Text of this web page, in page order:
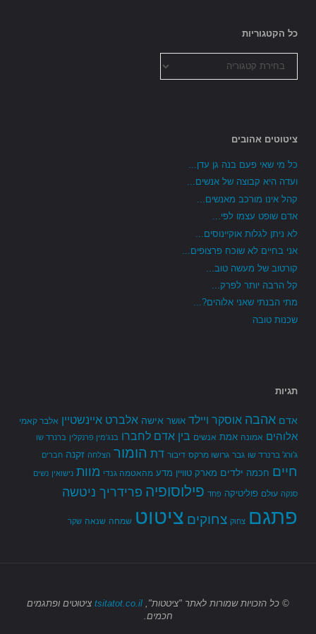
כל הקטגוריות
הקטגוריות
ציטוטים אהובים
כל מי שאי פעם בנה גן עדן...
ועדה היא קבוצה של אנשים...
קהל אינו מורכב מאנשים...
אדם שופט עצמו לפי...
לא ניתן לגלות אוקיינוסים...
אני בחיים לא שוכח פרצופים...
קורטוב של מעשה טוב...
קל הרבה יותר לפרק...
מתי הבנתי שאני אלוהים?...
שכנות טובה
תגיות
אדם אהבה אוסקר ויילד אושר אישה אלברט איינשטיין אלבר קאמי
אלוהים אמונה אמת אנשים בין אדם לחברו בנג'מין פרנקלין ברנרד שו
ג'ורג' ברנרד שו גבר גרושו מרקס דיבור דת הומור הצלחה זקנה חברים
חיים חכמה ילדים מארק טוויין מדע מהאטמה גנדי מוות נישואין נשים
סנקה עולם פוליטיקה פחד פילוסופיה פרידריך ניטשה
פתגם צחוק צחוקים ציטוט שמחה שנאה שקר
© כל הזכויות שמורות לאתר "ציטטות", tsitatot.co.il ציטוטים ופתגמים
חכמים.